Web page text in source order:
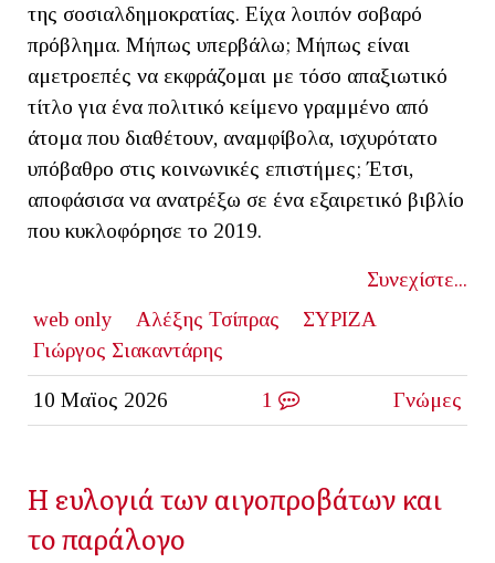
της σοσιαλδημοκρατίας. Είχα λοιπόν σοβαρό
πρόβλημα. Μήπως υπερβάλω; Μήπως είναι
αμετροεπές να εκφράζομαι με τόσο απαξιωτικό
τίτλο για ένα πολιτικό κείμενο γραμμένο από
άτομα που διαθέτουν, αναμφίβολα, ισχυρότατο
υπόβαθρο στις κοινωνικές επιστήμες; Έτσι,
αποφάσισα να ανατρέξω σε ένα εξαιρετικό βιβλίο
που κυκλοφόρησε το 2019.
Συνεχίστε...
web only
Αλέξης Τσίπρας
ΣΥΡΙΖΑ
Γιώργος Σιακαντάρης
10 Μαϊος 2026 1 Γνώμες
Η ευλογιά των αιγοπροβάτων και
το παράλογο